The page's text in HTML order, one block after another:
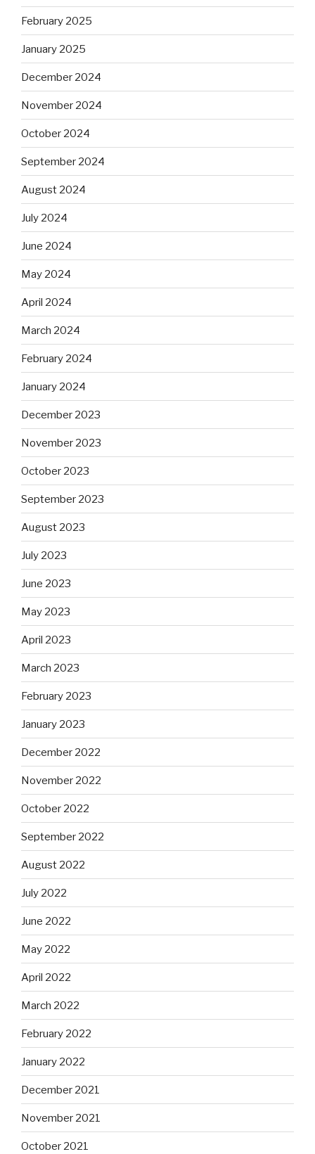
February 2025
January 2025
December 2024
November 2024
October 2024
September 2024
August 2024
July 2024
June 2024
May 2024
April 2024
March 2024
February 2024
January 2024
December 2023
November 2023
October 2023
September 2023
August 2023
July 2023
June 2023
May 2023
April 2023
March 2023
February 2023
January 2023
December 2022
November 2022
October 2022
September 2022
August 2022
July 2022
June 2022
May 2022
April 2022
March 2022
February 2022
January 2022
December 2021
November 2021
October 2021